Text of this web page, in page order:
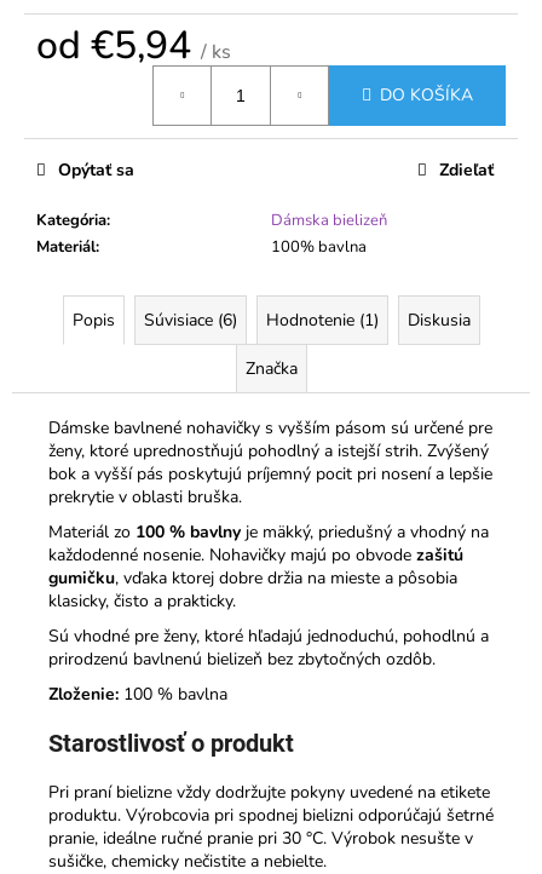
od €5,94 / ks
DO KOŠÍKA
Kategória:
Dámska bielizeň
Materiál: 100% bavlna
Opýtať sa Zdieľať
Popis Súvisiace (6) Hodnotenie (1) Diskusia
Značka
Dámske bavlnené nohavičky s vyšším pásom sú určené pre
ženy, ktoré uprednostňujú pohodlný a istejší strih. Zvýšený
bok a vyšší pás poskytujú príjemný pocit pri nosení a lepšie
prekrytie v oblasti bruška.
Materiál zo 100 % bavlny je mäkký, priedušný a vhodný na
každodenné nosenie. Nohavičky majú po obvode zašitú
gumičku, vďaka ktorej dobre držia na mieste a pôsobia
klasicky, čisto a prakticky.
Sú vhodné pre ženy, ktoré hľadajú jednoduchú, pohodlnú a
prirodzenú bavlnenú bielizeň bez zbytočných ozdôb.
Zloženie: 100 % bavlna
Starostlivosť o produkt
Pri praní bielizne vždy dodržujte pokyny uvedené na etikete
produktu. Výrobcovia pri spodnej bielizni odporúčajú šetrné
pranie, ideálne ručné pranie pri 30 °C. Výrobok nesušte v
sušičke, chemicky nečistite a nebielte.
€6,18